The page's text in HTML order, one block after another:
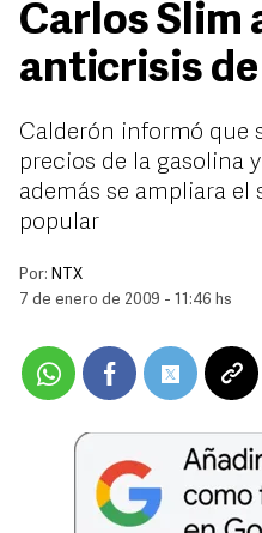
Carlos Slim
anticrisis
Calderón informó que
precios de la gasolina
además se ampliara
popular
Por: NTX
7 de enero de 2009 - 11:46 hs